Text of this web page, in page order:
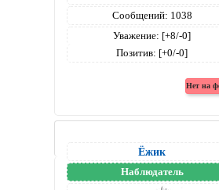
Сообщений: 1038
Уважение: [+8/-0]
Позитив: [+0/-0]
Ёжик
Наблюдатель